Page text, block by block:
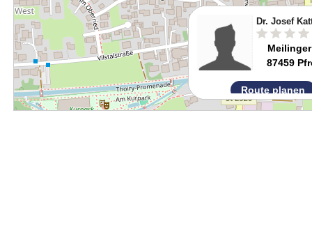
Dr. Josef
87459
Route planen